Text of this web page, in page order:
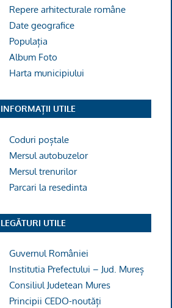
Repere arhitecturale române
Date geografice
Populația
Album Foto
Harta municipiului
INFORMAȚII UTILE
Coduri poștale
Mersul autobuzelor
Mersul trenurilor
Parcari la resedinta
LEGĂTURI UTILE
Guvernul României
Institutia Prefectului – Jud. Mureș
Consiliul Judetean Mures
Principii CEDO-noutăți